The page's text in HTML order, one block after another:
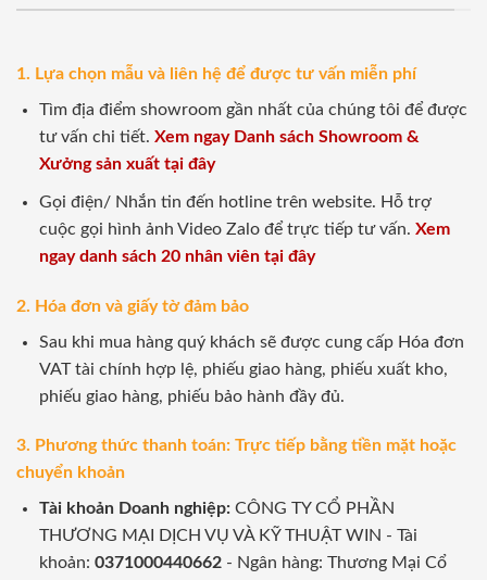
1. Lựa chọn mẫu và liên hệ để được tư vấn miễn phí
Tìm địa điểm showroom gần nhất của chúng tôi để được
tư vấn chi tiết. Xem ngay Danh sách Showroom &
Xưởng sản xuất tại đây
Gọi điện/ Nhắn tin đến hotline trên website. Hỗ trợ
cuộc gọi hình ảnh Video Zalo để trực tiếp tư vấn. Xem
ngay danh sách 20 nhân viên tại đây
2. Hóa đơn và giấy tờ đảm bảo
Sau khi mua hàng quý khách sẽ được cung cấp Hóa đơn
VAT tài chính hợp lệ, phiếu giao hàng, phiếu xuất kho,
phiếu giao hàng, phiếu bảo hành đầy đủ.
3. Phương thức thanh toán: Trực tiếp bằng tiền mặt hoặc
chuyển khoản
Tài khoản Doanh nghiệp:CÔNG TY CỔ PHẦN
THƯƠNG MẠI DỊCH VỤ VÀ KỸ THUẬT WIN - Tài
khoản: 0371000440662- Ngân hàng: Thương Mại Cổ